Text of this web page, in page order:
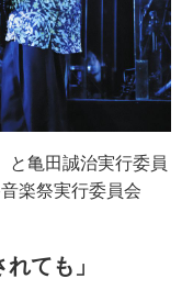
と亀田誠治実行委員
楽祭実行委員会
ても」